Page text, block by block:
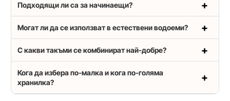
Подходящи ли са за начинаещи?
Могат ли да се използват в естествени водоеми?
С какви такъми се комбинират най-добре?
Кога да избера по-малка и кога по-голяма
хранилка?